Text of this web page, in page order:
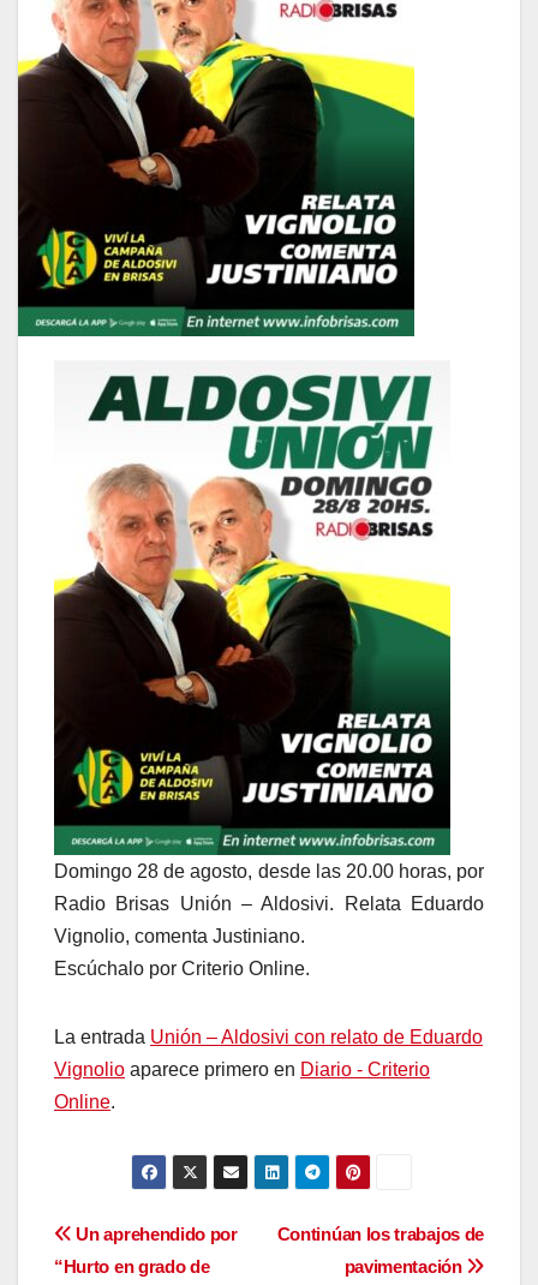
Domingo 28 de agosto, desde las 20.00 horas, por
Radio Brisas Unión – Aldosivi. Relata Eduardo
Vignolio, comenta Justiniano.
Escúchalo por Criterio Online.
La entrada Unión – Aldosivi con relato de Eduardo
Vignolio aparece primero en Diario - Criterio
Online.
Navegación
Continúan los trabajos de
pavimentación
Un aprehendido por
“Hurto en grado de